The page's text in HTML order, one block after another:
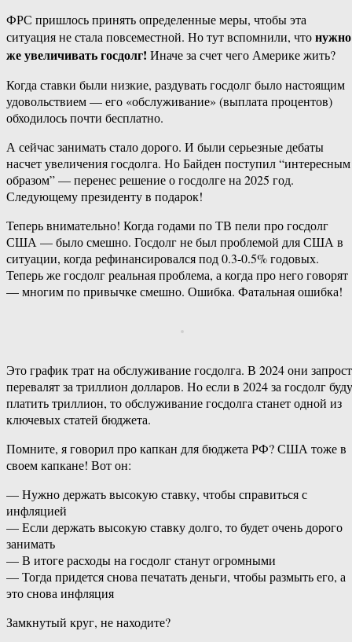
ФРС пришлось принять определенные меры, чтобы эта
ситуация не стала повсеместной. Но тут вспомнили, чтонужно
же увеличивать госдолг! Иначе за счет чего Америке жить?
Когда ставки были низкие, раздувать госдолг было настоящим
удовольствием — его «обслуживание» (выплата процентов)
обходилось почти бесплатно.
А сейчас занимать стало дорого. И были серьезные дебаты
насчет увеличения госдолга. Но Байден поступил “интересным
образом” — перенес решение о госдолге на 2025 год.
Следующему президенту в подарок!
Теперь внимательно! Когда годами по ТВ пели про госдолг
США — было смешно. Госдолг не был проблемой для США в
ситуации, когда рефинансировался под 0.3-0.5% годовых.
Теперь же госдолг реальная проблема, а когда про него говорят
— многим по привычке смешно. Ошибка. Фатальная ошибка!
Это график трат на обслуживание госдолга. В 2024 они
перевалят за триллион долларов. Но если в 2024 за госдолг
платить триллион, то обслуживание госдолга станет одной из
ключевых статей бюджета.
Помните, я говорил про капкан для бюджета РФ? США тоже в
своем капкане! Вот он:
— Нужно держать высокую ставку, чтобы справиться с
инфляцией
— Если держать высокую ставку долго, то будет очень дорого
занимать
— В итоге расходы на госдолг станут огромными
— Тогда придется снова печатать деньги, чтобы размыть его, а
это снова инфляция
Замкнутый круг, не находите?